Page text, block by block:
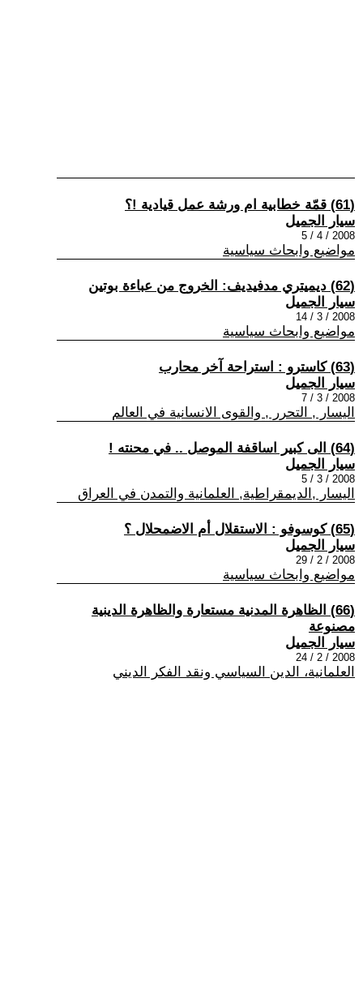
(61) قمّة خطابية ام ورشة عمل قيادية !؟
سيار الجميل
2008 / 4 / 5
مواضيع وابحاث سياسية
(62) ديميتري مدفيديف: الخروج من عباءة بوتين
سيار الجميل
2008 / 3 / 14
مواضيع وابحاث سياسية
(63) كاسترو : استراحة آخر محارب
سيار الجميل
2008 / 3 / 7
اليسار , التحرر , والقوى الانسانية في العالم
(64) الى كبير اساقفة الموصل .. في محنته !
سيار الجميل
2008 / 3 / 5
اليسار ,الديمقراطية, العلمانية والتمدن في العراق
(65) كوسوفو : الاستقلال أم الاضمحلال ؟
سيار الجميل
2008 / 2 / 29
مواضيع وابحاث سياسية
(66) الظاهرة المدنية مستعارة والظاهرة الدينية
مصنوعة
سيار الجميل
2008 / 2 / 24
العلمانية، الدين السياسي ونقد الفكر الديني